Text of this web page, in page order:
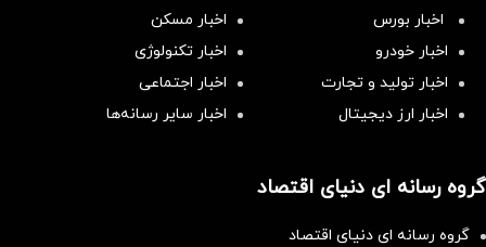
اخبار بورس
اخبار مسکن
اخبار خودرو
اخبار تکنولوژی
اخبار تولید و تجارت
اخبار اجتماعی
اخبار ارز دیجیتال
اخبار سایر رسانه‌‌ها
گروه رسانه ای دنیای اقتصاد
گروه رسانه ای دنیای اقتصاد